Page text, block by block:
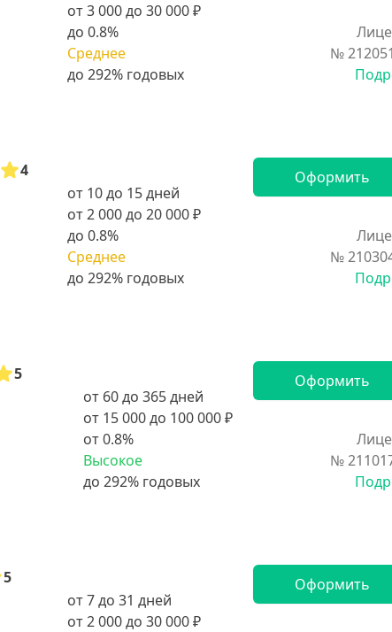
от 3 000 до 30 000 ₽
до 0.8%
Среднее
№
4
от 10 до 15 дней
от 2 000 до 20 000 ₽
до 0.8%
Среднее
Оформить
№
5
от 60 до 365 дней
от 15 000 до 100 000 ₽
от 0.8%
Высокое
Оформить
№
5
от 7 до 31 дней
от 2 000 до 30 000 ₽
Оформить